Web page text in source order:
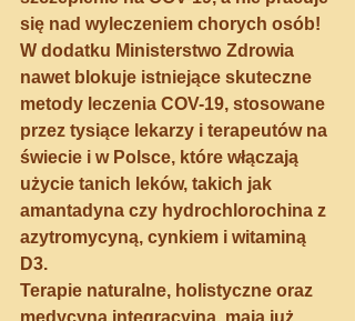
się nad wyleczeniem chorych osób!
W dodatku Ministerstwo Zdrowia
nawet blokuje istniejące skuteczne
metody leczenia COV-19, stosowane
przez tysiące lekarzy i terapeutów na
świecie i w Polsce, które włączają
użycie tanich leków, takich jak
amantadyna czy hydrochlorochina z
azytromycyną, cynkiem i witaminą
D3.
Terapie naturalne, holistyczne oraz
medycyna integracyjna, mają już